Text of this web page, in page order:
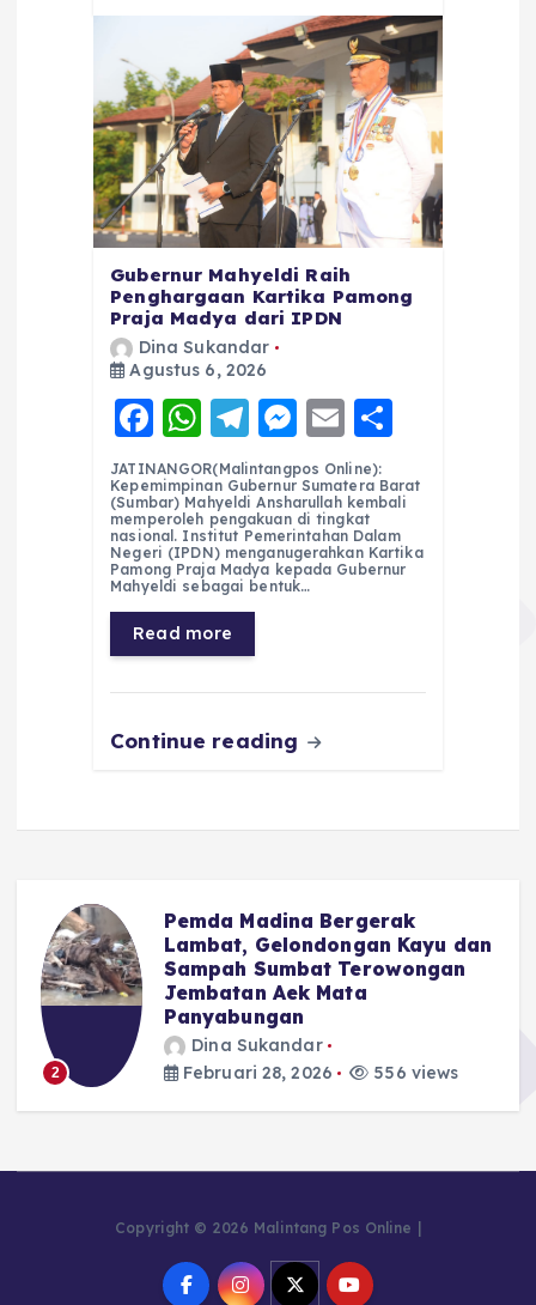
Gubernur Mahyeldi Raih
Penghargaan Kartika Pamong
Praja Madya dari IPDN
Dina Sukandar
Agustus 6, 2026
F
a
c
e
b
o
o
k
W
h
a
ts
A
p
p
T
el
e
g
r
a
m
M
e
ss
e
n
E
m
ai
l
a
re
JATINANGOR(Malintangpos Online):
Kepemimpinan Gubernur Sumatera Barat
(Sumbar) Mahyeldi Ansharullah kembali
memperoleh pengakuan di tingkat
nasional. Institut Pemerintahan Dalam
Negeri (IPDN) menganugerahkan Kartika
Pamong Praja Madya kepada Gubernur
Mahyeldi sebagai bentuk…
Read more
Continue reading
2
Pemda Madina Bergerak
Lambat, Gelondongan Kayu dan
Sampah Sumbat Terowongan
Jembatan Aek Mata
Panyabungan
Dina Sukandar
Februari 28, 2026
556 views
Copyright © 2026 Malintang Pos Online |